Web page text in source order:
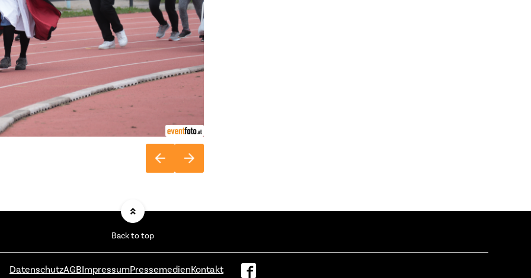
Back to top
DatenschutzAGBImpressumPressemedienKontakt